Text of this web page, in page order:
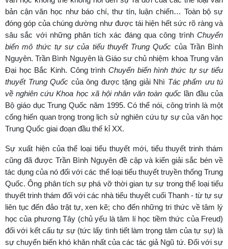
bản cận văn học như báo chí, thư tín, luận chiến… Toàn bộ sự
đóng góp của chúng dường như được tái hiện hết sức rõ ràng và
sâu sắc với những phân tích xác đáng qua công trình Chuyển
biến mô thức tự sự của tiểu thuyết Trung Quốc của Trần Bình
Nguyên. Trần Bình Nguyên là Giáo sư chủ nhiệm khoa Trung văn
Đại học Bắc Kinh. Công trình Chuyển biến hình thức tự sự tiểu
thuyết Trung Quốc của ông được tặng giải Nhì Tác phẩm ưu tú
về nghiên cứu Khoa học xã hội nhân văn toàn quốclần đầu của
Bộ giáo dục Trung Quốc năm 1995. Có thể nói, công trình là một
cống hiến quan trọng trong lịch sử nghiên cứu tự sự của văn học
Trung Quốc giai đoạn đầu thế kỉ XX.
Sự xuất hiện của thể loại tiểu thuyết mới, tiểu thuyết trinh thám
cũng đã được Trần Bình Nguyên đề cập và kiến giải sắc bén về
tác dụng của nó đối với các thể loại tiểu thuyết truyền thống Trung
Quốc. Ông phân tích sự phá vỡ thời gian tự sự trong thể loại tiểu
thuyết trinh thám đối với các nhà tiểu thuyết cuối Thanh - từ tự sự
liên tục đến đảo trật tự, xen kẽ; cho đến những tri thức về tâm lý
học của phương Tây (chủ yếu là tâm lí học tiềm thức của Freud)
đối với kết cấu tự sự (tức lấy tình tiết làm trọng tâm của tự sự) là
sự chuyển biến khó khăn nhất của các tác giả Ngũ tứ. Đối với sự